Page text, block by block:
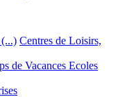
Centres de Loisirs,
de Vacances Ecoles